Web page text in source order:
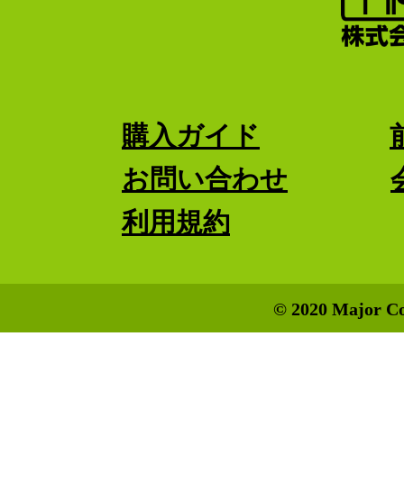
購入ガイド
お問い合わせ
利用規約
© 2020 Major